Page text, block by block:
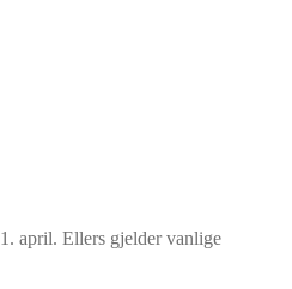
april. Ellers gjelder vanlige